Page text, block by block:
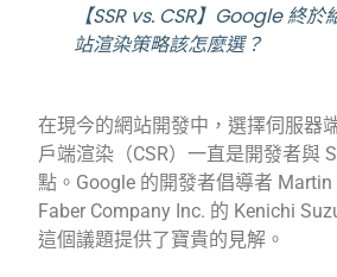
【SSR vs. CSR】Google 終
站渲染策略該怎麼選？
在現今的網站開發中，選擇伺服器
戶端渲染（CSR）一直是開發者與
點。 Google 的開發者倡導者
Faber Company Inc. 的 Kenichi
這個議題提供了寶貴的見解。